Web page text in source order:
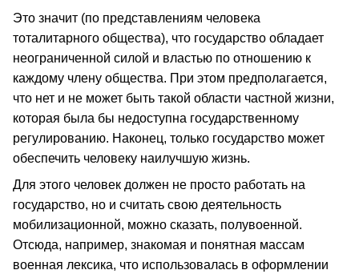
Это значит (по представлениям человека
тоталитарного общества), что государство обладает
неограниченной силой и властью по отношению к
каждому члену общества. При этом предполагается,
что нет и не может быть такой области частной жизни,
которая была бы недоступна государственному
регулированию. Наконец, только государство может
обеспечить человеку наилучшую жизнь.
Для этого человек должен не просто работать на
государство, но и считать свою деятельность
мобилизационной, можно сказать, полувоенной.
Отсюда, например, знакомая и понятная массам
военная лексика, что использовалась в оформлении